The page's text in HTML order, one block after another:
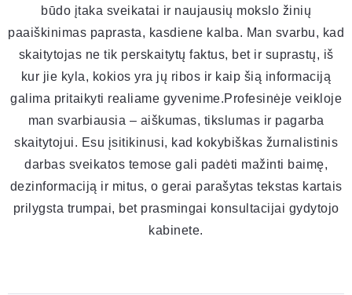
būdo įtaka sveikatai ir naujausių mokslo žinių
paaiškinimas paprasta, kasdiene kalba. Man svarbu, kad
skaitytojas ne tik perskaitytų faktus, bet ir suprastų, iš
kur jie kyla, kokios yra jų ribos ir kaip šią informaciją
galima pritaikyti realiame gyvenime.Profesinėje veikloje
man svarbiausia – aiškumas, tikslumas ir pagarba
skaitytojui. Esu įsitikinusi, kad kokybiškas žurnalistinis
darbas sveikatos temose gali padėti mažinti baimę,
dezinformaciją ir mitus, o gerai parašytas tekstas kartais
prilygsta trumpai, bet prasmingai konsultacijai gydytojo
kabinete.